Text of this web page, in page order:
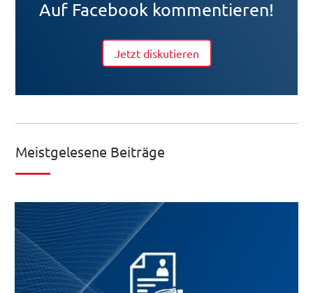
Auf Facebook kommentieren!
Jetzt diskutieren
Meistgelesene Beiträge